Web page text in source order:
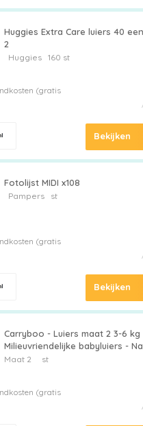
Huggies Extra Care luiers 40
2
Huggies160 st
(gratis
Bekijken
Fotolijst MIDI x108
Pampersst
(gratis
Bekijken
Carryboo - Luiers maat 2 3-6 kg
Milieuvriendelijke babyluiers -
babyverzorging, hypoallergeen,
Maat 2 st
(gratis